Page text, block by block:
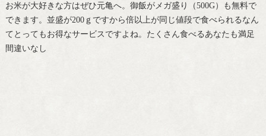
お米が大好きな方はぜひ元亀へ。御飯がメガ盛り（500G）も無料で
できます。並盛が200ｇですから倍以上が同じ値段で食べられるなん
てとってもお得なサービスですよね。たくさん食べるあなたも満足
間違いなし